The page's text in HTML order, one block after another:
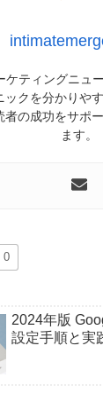
ケティングニュ
ックを分かりや
者の成功をサポ
ます。
0
2024年版
設定手順と実